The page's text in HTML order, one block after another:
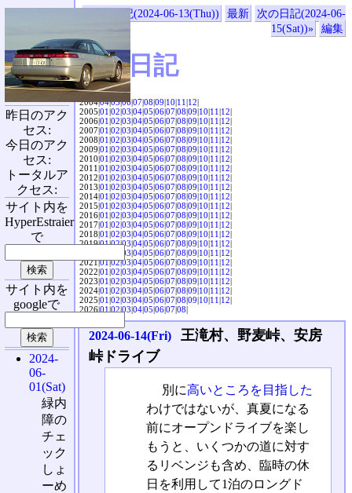
«前の日記(2024-06-13(Thu)) 最新
次の日記(2024-06-
15(Sat))»
編集
SVX日記
2004|04|05|06|07|08|09|10|11|12|
2005|01|02|03|04|05|06|07|08|09|10|11|12|
2006|01|02|03|04|05|06|07|08|09|10|11|12|
2007|01|02|03|04|05|06|07|08|09|10|11|12|
2008|01|02|03|04|05|06|07|08|09|10|11|12|
2009|01|02|03|04|05|06|07|08|09|10|11|12|
2010|01|02|03|04|05|06|07|08|09|10|11|12|
2011|01|02|03|04|05|06|07|08|09|10|11|12|
2012|01|02|03|04|05|06|07|08|09|10|11|12|
2013|01|02|03|04|05|06|07|08|09|10|11|12|
2014|01|02|03|04|05|06|07|08|09|10|11|12|
2015|01|02|03|04|05|06|07|08|09|10|11|12|
2016|01|02|03|04|05|06|07|08|09|10|11|12|
2017|01|02|03|04|05|06|07|08|09|10|11|12|
2018|01|02|03|04|05|06|07|08|09|10|11|12|
2019|01|02|03|04|05|06|07|08|09|10|11|12|
03|04|05|06|07|08|09|10|11|12|
2021|01|02|03|04|05|06|07|08|09|10|11|12|
2022|01|02|03|04|05|06|07|08|09|10|11|12|
2023|01|02|03|04|05|06|07|08|09|10|11|12|
2024|01|02|03|04|05|06|07|08|09|10|11|12|
2025|01|02|03|04|05|06|07|08|09|10|11|12|
2026|01|02|03|04|05|06|07|08|
2024-06-14(Fri)
王滝村、野麦峠、安房
峠ドライブ
別に高いところを目指した
わけではないが、真夏になる
前にオープンドライブを楽し
もうと、いくつかの道に対す
るリベンジも含め、臨時の休
日を利用して1泊のロングド
昨日のアク
セス:
今日のアク
セス:
トータルア
クセス:
サイト内を
HyperEstraier
で
サイト内を
googleで
2024-
06-
01(Sat)
緑内
障の
チェ
ック
しょ
ーめ